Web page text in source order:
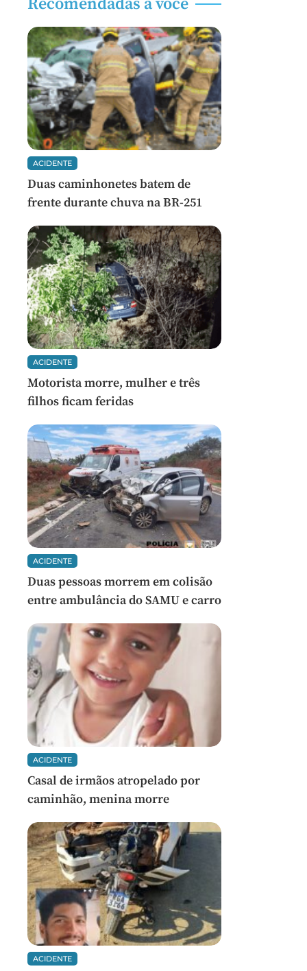
Recomendadas a você
ACIDENTE
Duas caminhonetes batem de
frente durante chuva na BR-251
ACIDENTE
Motorista morre, mulher e três
filhos ficam feridas
ACIDENTE
Duas pessoas morrem em colisão
entre ambulância do SAMU e carro
ACIDENTE
Casal de irmãos atropelado por
caminhão, menina morre
ACIDENTE